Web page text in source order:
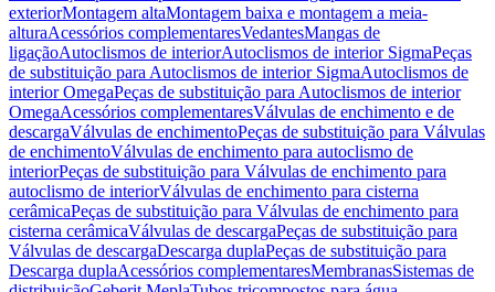
exteriorMontagem altaMontagem baixa e montagem a meia-
alturaAcessórios complementaresVedantesMangas de
ligaçãoAutoclismos de interiorAutoclismos de interior SigmaPeças
de substituição para Autoclismos de interior SigmaAutoclismos de
interior OmegaPeças de substituição para Autoclismos de interior
OmegaAcessórios complementaresVálvulas de enchimento e de
descargaVálvulas de enchimentoPeças de substituição para Válvulas
de enchimentoVálvulas de enchimento para autoclismo de
interiorPeças de substituição para Válvulas de enchimento para
autoclismo de interiorVálvulas de enchimento para cisterna
cerâmicaPeças de substituição para Válvulas de enchimento para
cisterna cerâmicaVálvulas de descargaPeças de substituição para
Válvulas de descargaDescarga duplaPeças de substituição para
Descarga duplaAcessórios complementaresMembranasSistemas de